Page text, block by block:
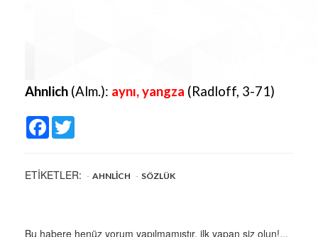
Ahnlich (Alm.): aynı, yangza (Radloff, 3-71)
Facebook
ETİKETLER: AHNLICH SÖZLÜK
Bu habere henüz yorum yapılmamıştır, ilk yapan siz olun!...